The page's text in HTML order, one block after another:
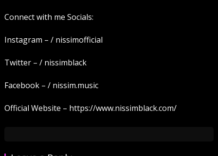
Connect with me Socials:
Instagram – / nissimofficial
Twitter – / nissimblack
Facebook – / nissim.music
Official Website – https://www.nissimblack.com/